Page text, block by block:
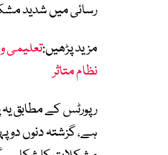
رسائی میں شدید
مزید پڑھیں:تعلیمی
نظام متاثر
رپورٹس کے مطابق یہ
ہے، گزشتہ دنوں